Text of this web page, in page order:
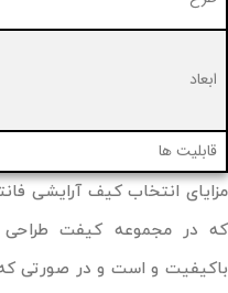
ابعاد
قابلیت ها
مزایای انتخاب کیف آرایشی
که در مجموعه کیفت
باکیفیت و است و در صورتی که